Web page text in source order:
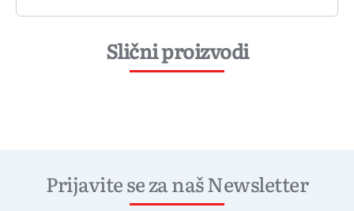
Slični proizvodi
Prijavite se za naš Newsletter